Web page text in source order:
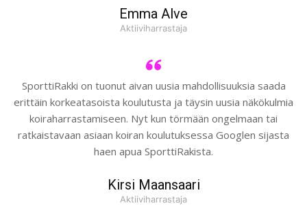
Emma Alve
Aktiiviharrastaja
SporttiRakki on tuonut aivan uusia mahdollisuuksia saada
erittäin korkeatasoista koulutusta ja täysin uusia näkökulmia
koiraharrastamiseen. Nyt kun törmään ongelmaan tai
ratkaistavaan asiaan koiran koulutuksessa Googlen sijasta
haen apua SporttiRakista.
Kirsi Maansaari
Aktiiviharrastaja